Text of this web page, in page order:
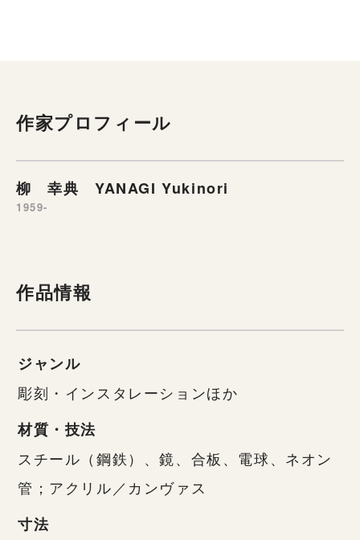
作家プロフィール
柳 幸典 YANAGI Yukinori
1959-
作品情報
ジャンル
彫刻・インスタレーションほか
材質・技法
スチール（鋼鉄）、鏡、合板、電球、ネオン
管；アクリル／カンヴァス
寸法